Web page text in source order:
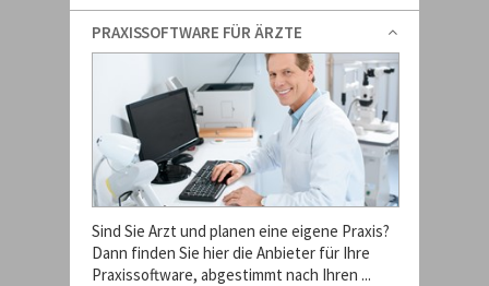
PRAXISSOFTWARE FÜR ÄRZTE
Sind Sie Arzt und planen eine eigene Praxis?
Dann finden Sie hier die Anbieter für Ihre
Praxissoftware, abgestimmt nach Ihren ...